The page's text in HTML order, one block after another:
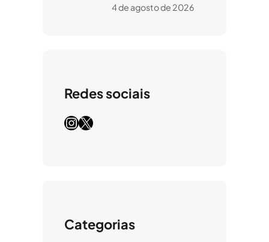
4 de agosto de 2026
Redes sociais
InstagramX
Categorias